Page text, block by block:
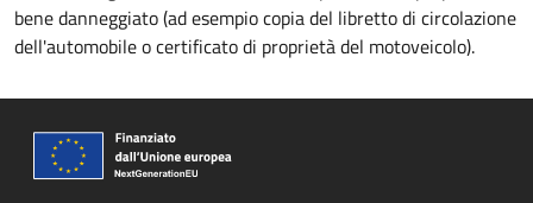
bene danneggiato (ad esempio copia del libretto di circolazione
dell'automobile o certificato di proprietà del motoveicolo).